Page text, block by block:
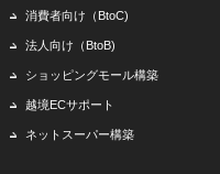
消費者向け（BtoC)
法人向け（BtoB)
ショッピングモール構築
越境ECサポート
ネットスーパー構築